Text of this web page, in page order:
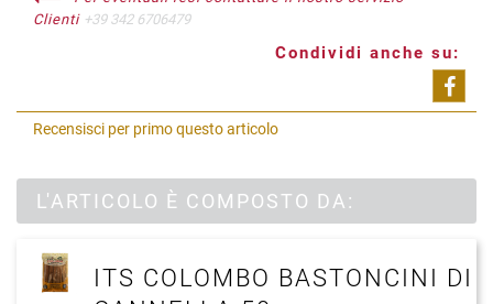
Clienti +39 342 6706479
Condividi anche su:
Recensisci per primo questo articolo
L'ARTICOLO È COMPOSTO DA:
ITS COLOMBO BASTONCINI DI